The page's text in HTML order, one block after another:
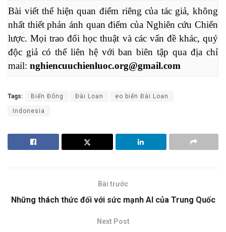
Bài viết thể hiện quan điểm riêng của tác giả, không
nhất thiết phản ánh quan điểm của Nghiên cứu Chiến
lược. Mọi trao đổi học thuật và các vấn đề khác, quý
độc giả có thể liên hệ với ban biên tập qua địa chỉ
mail: nghiencuuchienluoc.org@gmail.com
Tags: Biển Đông Đài Loan eo biển Đài Loan
Indonesia
Bài trước
Những thách thức đối với sức mạnh AI của Trung Quốc
Next Post